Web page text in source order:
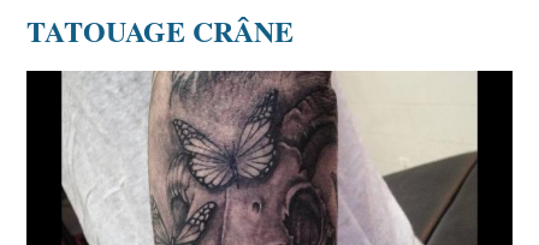
TATOUAGE CRÂNE
graphicaderme-avignon-skull-flwer-fleur-féminin-
tatouage.jpg